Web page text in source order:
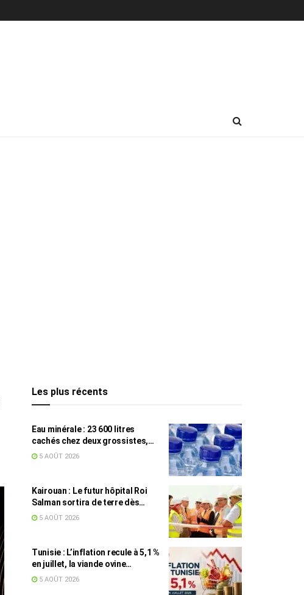
Les plus récents
Eau minérale : 23 600 litres
cachés chez deux grossistes,
les tensions persistent
5 AOÛT 2026
Kairouan : Le futur hôpital Roi
Salman sortira de terre dès
septembre
5 AOÛT 2026
Tunisie : L’inflation recule à 5,1 %
en juillet, la viande ovine
toujours en tête des hausses
5 AOÛT 2026